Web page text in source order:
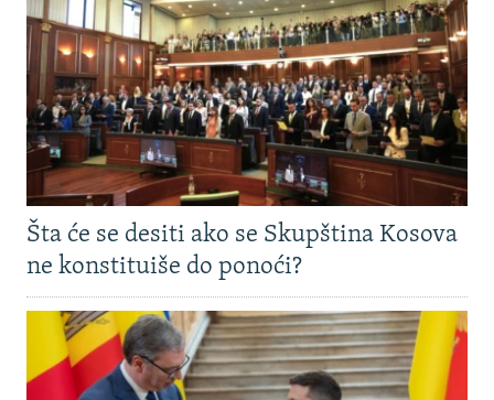
Šta će se desiti ako se Skupština Kosova
ne konstituiše do ponoći?